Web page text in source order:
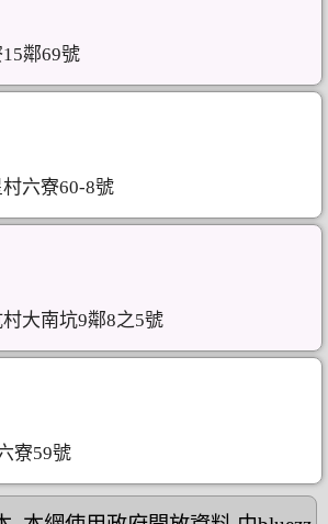
鄰69號
六寮60-8號
大南坑9鄰8之5號
寮59號